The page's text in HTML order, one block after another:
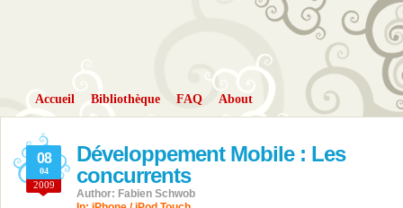
Accueil Bibliothèque FAQ About
Développement Mobile : Les
concurrents
08
04
2009
Author: Fabien Schwob